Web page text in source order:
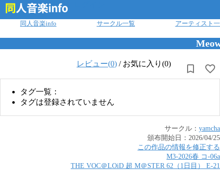
同人音楽info サークル一覧 アーティスト
レビュー(0) / お気に入り(0)
タグ一覧：
タグは登録されていません
サークル： yamcha
頒布開始日： 2026/04/25
この作品の情報を修正する
M3-2026春 コ-06a
THE VOC＠LOiD 超 M＠STER 62（1日目）
E-21